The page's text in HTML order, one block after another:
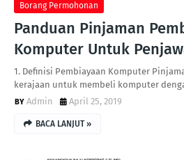
Borang Permohonan
Panduan Pinjaman
Komputer Untuk
1. Definisi Pembiayaan Komputer
kerajaan untuk membeli komputer
Admin
April 25, 2019
BACA LANJUT »